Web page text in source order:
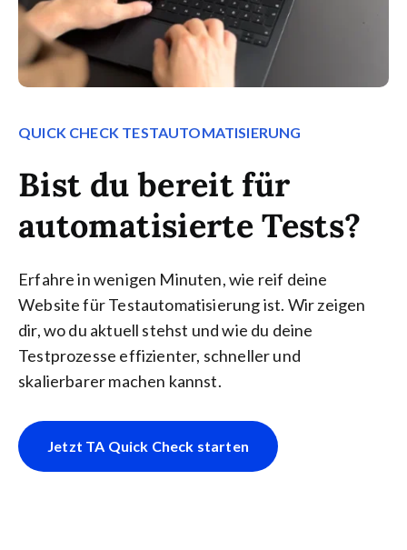
QUICK CHECK TESTAUTOMATISIERUNG
Bist du bereit für
automatisierte Tests?
Erfahre in wenigen Minuten, wie reif deine
Website für Testautomatisierung ist. Wir zeigen
dir, wo du aktuell stehst und wie du deine
Testprozesse effizienter, schneller und
skalierbarer machen kannst.
Jetzt TA Quick Check starten